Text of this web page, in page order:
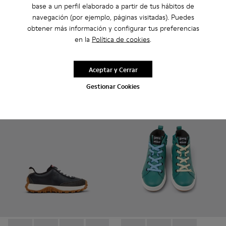
base a un perfil elaborado a partir de tus hábitos de
navegación (por ejemplo, páginas visitadas). Puedes
obtener más información y configurar tus preferencias
en la Política de cookies.
Gestionar Cookies
Aceptar y Cerrar
Runner - K800319-001 - Zapatillas negras de piel y textil
Runner - K800319-006 - Zapatillas azules de piel y
Runner - K800319-006 -
Runner - K800319-
$95
Añadir